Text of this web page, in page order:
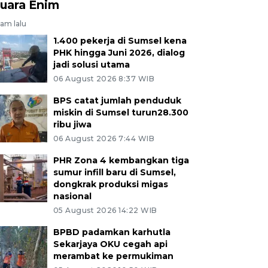
Enim
lalu
1.400 pekerja di Sumsel kena
PHK hingga Juni 2026, dialog
jadi solusi utama
06 August 2026 8:37 WIB
BPS catat jumlah penduduk
miskin di Sumsel turun28.300
ribu jiwa
06 August 2026 7:44 WIB
PHR Zona 4 kembangkan tiga
sumur infill baru di Sumsel,
dongkrak produksi migas
nasional
05 August 2026 14:22 WIB
BPBD padamkan karhutla
Sekarjaya OKU cegah api
merambat ke permukiman